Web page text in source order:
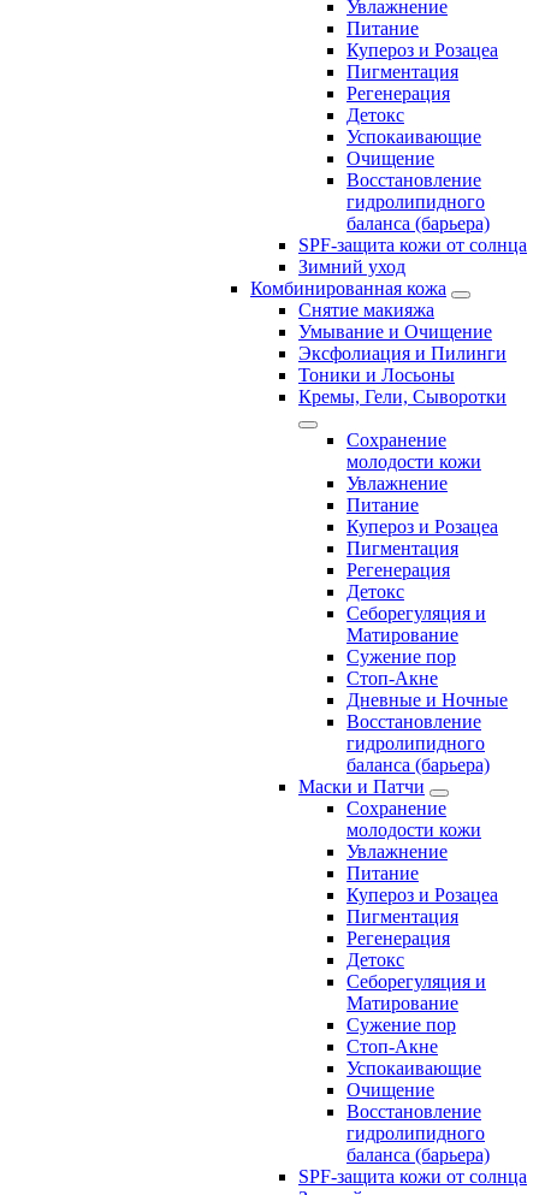
Увлажнение
Питание
Купероз и Розацеа
Пигментация
Регенерация
Детокс
Успокаивающие
Очищение
Восстановление
гидролипидного
баланса (барьера)
SPF-защита кожи от солнца
Зимний уход
Комбинированная кожа
Снятие макияжа
Умывание и Очищение
Эксфолиация и Пилинги
Тоники и Лосьоны
Кремы, Гели, Сыворотки
Сохранение
молодости кожи
Увлажнение
Питание
Купероз и Розацеа
Пигментация
Регенерация
Детокс
Себорегуляция и
Матирование
Сужение пор
Стоп-Акне
Дневные и Ночные
Восстановление
гидролипидного
баланса (барьера)
Маски и Патчи
Сохранение
молодости кожи
Увлажнение
Питание
Купероз и Розацеа
Пигментация
Регенерация
Детокс
Себорегуляция и
Матирование
Сужение пор
Стоп-Акне
Успокаивающие
Очищение
Восстановление
гидролипидного
баланса (барьера)
SPF-защита кожи от солнца